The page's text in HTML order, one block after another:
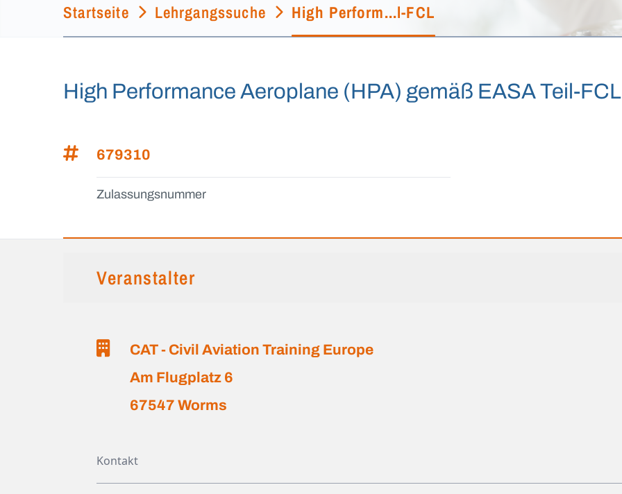
Startseite Lehrgangssuche High Perform...l-FCL
High Performance Aeroplane (HPA) gemäß EASA Teil-FCL
679310
Zulassungsnummer
Veranstalter
CAT - Civil Aviation Training Europe
Am Flugplatz 6
67547 Worms
Kontakt